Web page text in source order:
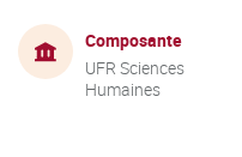
Composante
UFR Sciences
Humaines